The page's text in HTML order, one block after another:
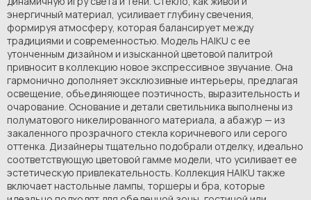
энергичный материал, усиливает глубину свечения,
формируя атмосферу, которая балансирует между
традициями и современностью. Модель HAIKU с ее
утонченным дизайном и изысканной цветовой палитрой
привносит в коллекцию новое экспрессивное звучание. Она
гармонично дополняет эксклюзивные интерьеры, предлагая
освещение, объединяющее поэтичность, выразительность и
очарование. Основание и детали светильника выполнены из
полуматового никелированного материала, а абажур — из
закаленного прозрачного стекла коричневого или серого
оттенка. Дизайнеры тщательно подобрали отделку, идеально
соответствующую цветовой гамме модели, что усиливает ее
эстетическую привлекательность. Коллекция HAIKU также
включает настольные лампы, торшеры и бра, которые